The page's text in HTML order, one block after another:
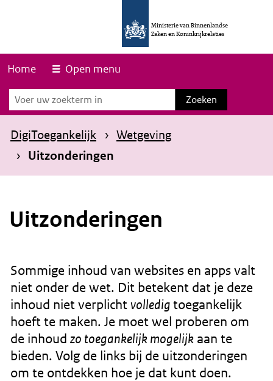
e
Ministerie van Binnenlandse
Zaken en Koninkrijkrelaties
Home Open menu
Zoeken
Zoeken
DigiToegankelijk Wetgeving
Uitzonderingen
Uitzonderingen
Sommige inhoud van websites en apps valt
niet onder de wet. Dit betekent dat je deze
inhoud niet verplicht volledig toegankelijk
hoeft te maken. Je moet wel proberen om
de inhoud zo toegankelijk mogelijk aan te
bieden. Volg de links bij de uitzonderingen
om te ontdekken hoe je dat kunt doen.